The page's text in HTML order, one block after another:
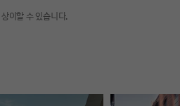
이할 수 있습니다.